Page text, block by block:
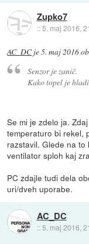
Zupko7
::5. maj 2016,
AC_DCje5. maj 2016
Senzor je zanič.
Kako topel je
Se mi je zdelo ja.
temperaturo bi rekel,
razstavil. Glede na
ventilator sploh kaj
PC zdajle tudi dela
uri/dveh uporabe.
AC_DC
:: 5. maj 2016,